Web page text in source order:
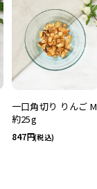
一口角切り りんご M
約25g
847 (税込)